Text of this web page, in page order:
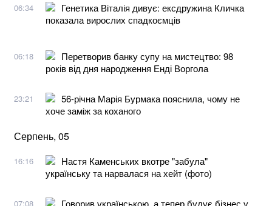
06:34
Генетика Віталія дивує: ексдружина Кличка
показала вирослих спадкоємців
06:18
Перетворив банку супу на мистецтво: 98
років від дня народження Енді Воргола
23:21
56-річна Марія Бурмака пояснила, чому не
хоче заміж за коханого
Серпень, 05
16:16
Настя Каменських вкотре "забула"
українську та нарвалася на хейт (фото)
07:08
Говорив українською, а тепер будує бізнес у